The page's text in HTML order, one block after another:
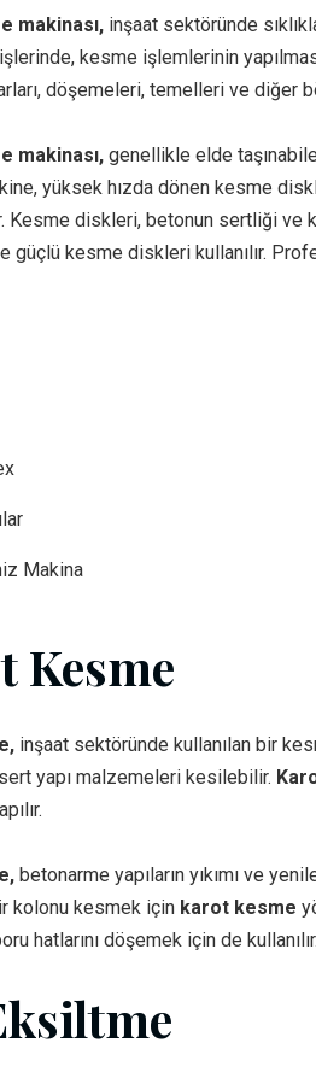
makinası, inşaat sektöründe
kesme işlemlerinin
döşemeleri, temelleri ve
makinası, genellikle elde
yüksek hızda dönen kesme
diskleri, betonun sertliği ve
güçlü kesme diskleri kullanılır.
Makina
Kesme
inşaat sektöründe kullanılan bir
yapı malzemeleri kesilebilir.
betonarme yapıların yıkımı ve
kolonu kesmek için karot kesme
hatlarını döşemek için de kullanılır.